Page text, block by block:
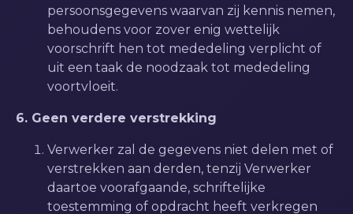
persoonsgegevens waarvan zij kennis nemen,
behoudens voor zover enig wettelijk
voorschrift hen tot mededeling verplicht of
uit een taak de noodzaak tot mededeling
voortvloeit.
6. Geen verdere verstrekking
Verwerker zal de gegevens niet delen met of
verstrekken aan derden, tenzij Verwerker
daartoe voorafgaande, schriftelijke
toestemming of opdracht heeft verkregen